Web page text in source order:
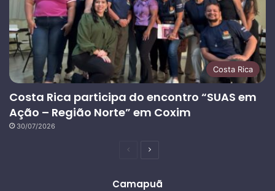
Costa Rica
Costa Rica participa do encontro “SUAS em
Ação – Região Norte” em Coxim
30/07/2026
PáginaPróxima
Camapuã